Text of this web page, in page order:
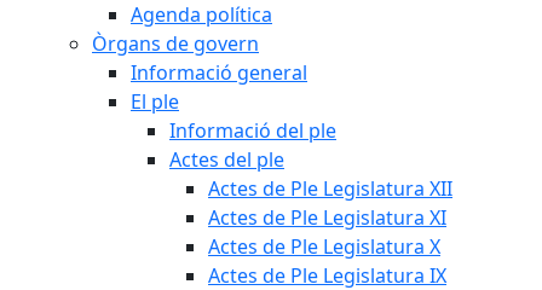
Agenda política
Òrgans de govern
Informació general
El ple
Informació del ple
Actes del ple
Actes de Ple Legislatura XII
Actes de Ple Legislatura XI
Actes de Ple Legislatura X
Actes de Ple Legislatura IX